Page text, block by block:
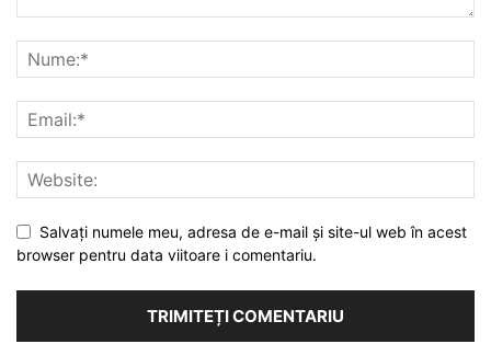
Salvați numele meu, adresa de e-mail și site-ul web în acest
browser pentru data viitoare i comentariu.